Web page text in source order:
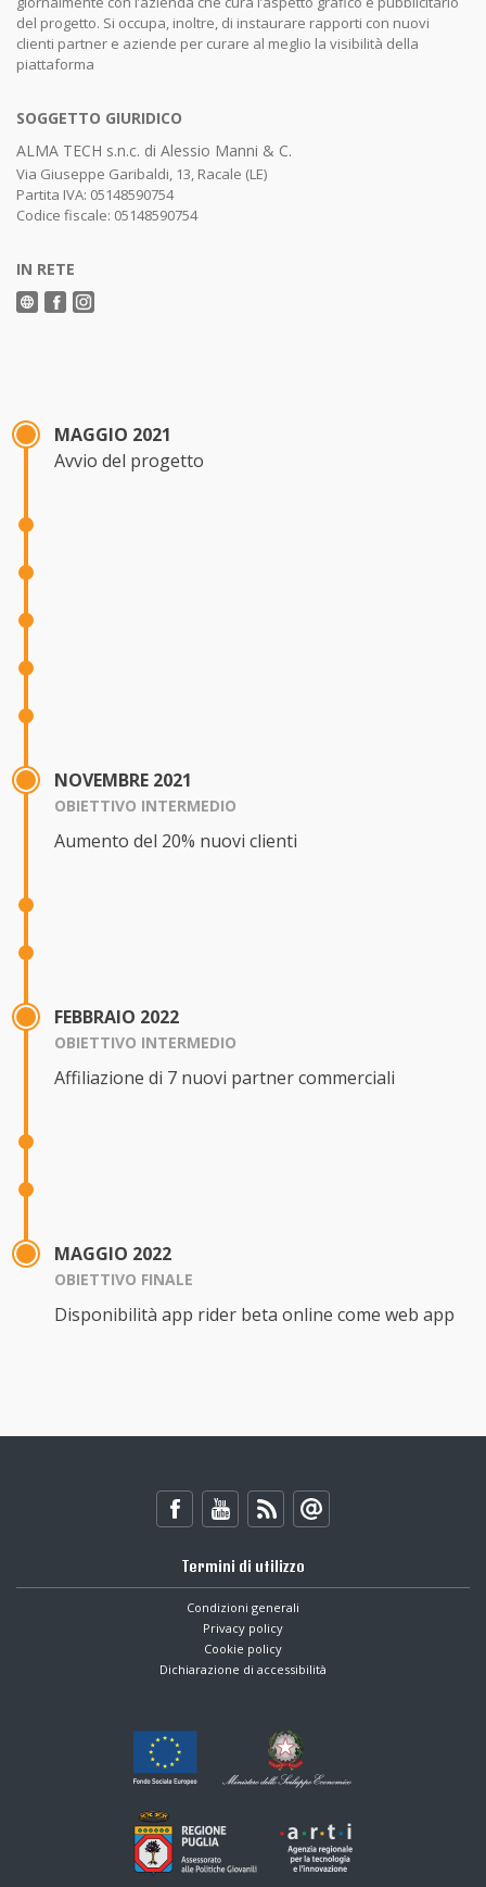
del progetto. Si occupa, inoltre, di instaurare rapporti con nuovi
clienti partner e aziende per curare al meglio la visibilità della
piattaforma
SOGGETTO GIURIDICO
ALMA TECH s.n.c. di Alessio Manni & C.
Via Giuseppe Garibaldi, 13, Racale (LE)
Partita IVA: 05148590754
Codice fiscale: 05148590754
IN RETE
MAGGIO 2021
Avvio del progetto
NOVEMBRE 2021
OBIETTIVO INTERMEDIO
Aumento del 20% nuovi clienti
FEBBRAIO 2022
OBIETTIVO INTERMEDIO
Affiliazione di 7 nuovi partner commerciali
MAGGIO 2022
OBIETTIVO FINALE
Disponibilità app rider beta online come web app
Termini di utilizzo
Condizioni generali
Privacy policy
Cookie policy
Dichiarazione di accessibilità